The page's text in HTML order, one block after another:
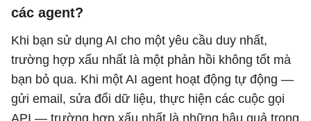
các agent?
Khi bạn sử dụng AI cho một yêu cầu duy nhất,
trường hợp xấu nhất là một phản hồi không tốt mà
bạn bỏ qua. Khi một AI agent hoạt động tự động —
gửi email, sửa đổi dữ liệu, thực hiện các cuộc gọi
API — trường hợp xấu nhất là những hậu quả trong